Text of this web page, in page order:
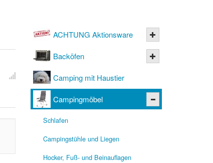
ACHTUNG Aktionsware
Backöfen
Camping mit Haustier
Campingmöbel
Schlafen
Campingstühle und Liegen
Hocker, Fuß- und Beinauflagen